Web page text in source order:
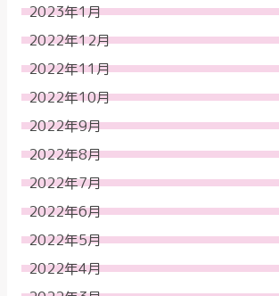
2023年1月
2022年12月
2022年11月
2022年10月
2022年9月
2022年8月
2022年7月
2022年6月
2022年5月
2022年4月